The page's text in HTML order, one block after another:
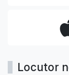
Locutor